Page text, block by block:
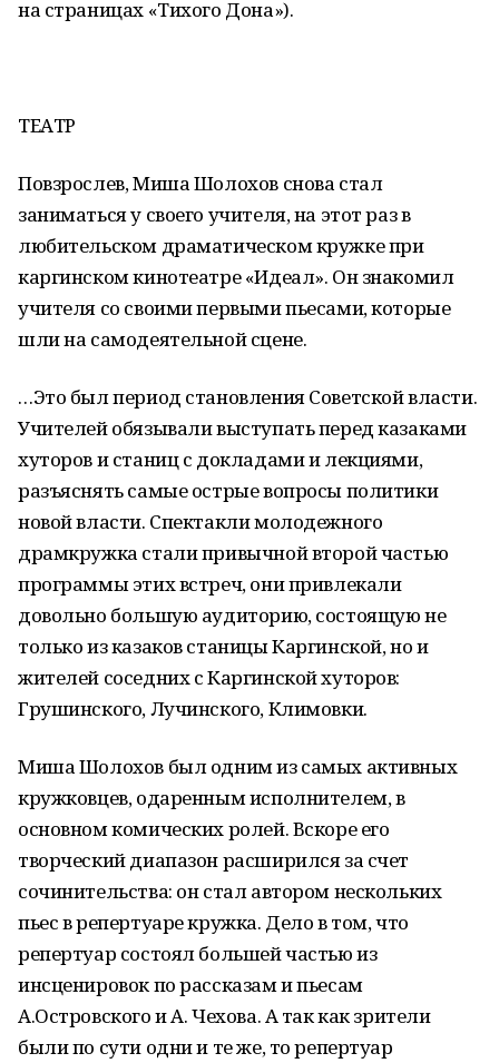
на страницах «Тихого Дона»).
ТЕАТР
Повзрослев, Миша Шолохов снова стал
заниматься у своего учителя, на этот раз в
любительском драматическом кружке при
каргинском кинотеатре «Идеал». Он знакомил
учителя со своими первыми пьесами, которые
шли на самодеятельной сцене.
…Это был период становления Советской власти.
Учителей обязывали выступать перед казаками
хуторов и станиц с докладами и лекциями,
разъяснять самые острые вопросы политики
новой власти. Спектакли молодежного
драмкружка стали привычной второй частью
программы этих встреч, они привлекали
довольно большую аудиторию, состоящую не
только из казаков станицы Каргинской, но и
жителей соседних с Каргинской хуторов:
Грушинского, Лучинского, Климовки.
Миша Шолохов был одним из самых активных
кружковцев, одаренным исполнителем, в
основном комических ролей. Вскоре его
творческий диапазон расширился за счет
сочинительства: он стал автором нескольких
пьес в репертуаре кружка. Дело в том, что
репертуар состоял большей частью из
инсценировок по рассказам и пьесам
А.Островского и А. Чехова. А так как зрители
были по сути одни и те же, то репертуар